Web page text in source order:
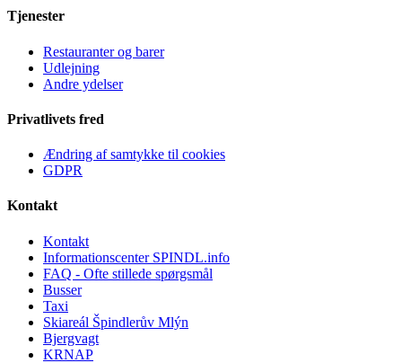
Tjenester
Restauranter og barer
Udlejning
Andre ydelser
Privatlivets fred
Ændring af samtykke til cookies
GDPR
Kontakt
Kontakt
Informationscenter SPINDL.info
FAQ - Ofte stillede spørgsmål
Busser
Taxi
Skiareál Špindlerův Mlýn
Bjergvagt
KRNAP